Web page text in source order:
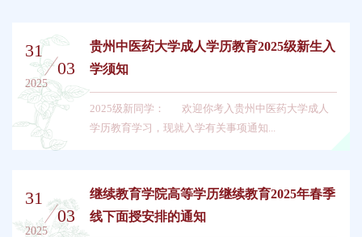
31
03
2025
贵州中医药大学成人学历教育2025级新生入
学须知
2025级新同学： 欢迎你考入贵州中医药大学成人
学历教育学习，现就入学有关事项通知...
31
03
2025
继续教育学院高等学历继续教育2025年春季
线下面授安排的通知